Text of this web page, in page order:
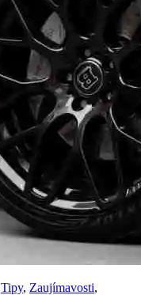
Tipy, Zaujímavosti,